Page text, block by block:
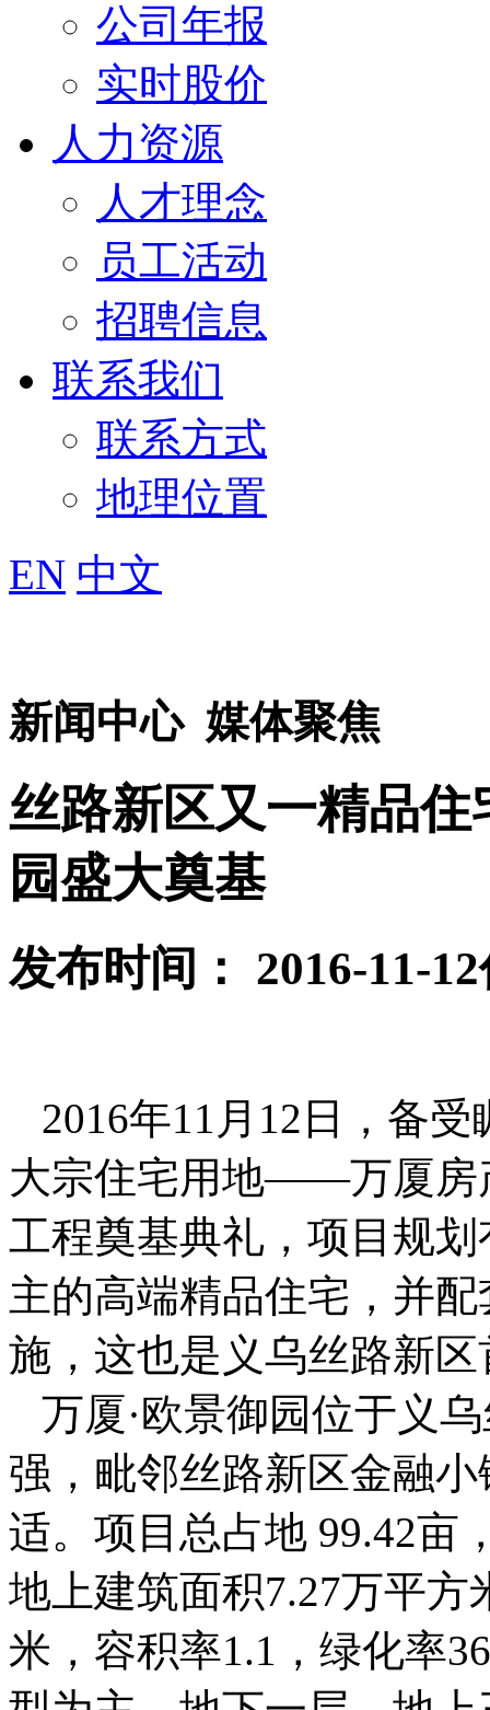
公司年报
实时股价
人力资源
人才理念
员工活动
招聘信息
联系我们
联系方式
地理位置
EN 中文
新闻中心 媒体聚焦
丝路新区又一精品住
园盛大奠基
发布时间： 2016-11-12
2016年11月12日，备
大宗住宅用地——万厦房
工程奠基典礼，项目规
主的高端精品住宅，并
施，这也是义乌丝路新
万厦·欧景御园位于义
强，毗邻丝路新区金融
适。项目总占地 99.42亩
地上建筑面积7.27万平方
米，容积率1.1，绿化率